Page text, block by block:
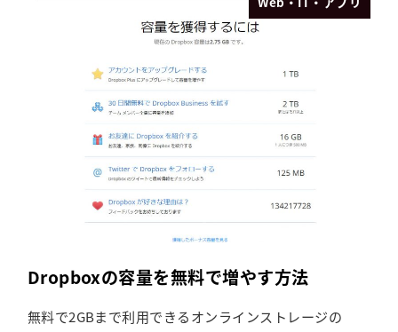
Dropboxの容量を無料で増やす方法
無料で2GBまで利用できるオンラインストレージの